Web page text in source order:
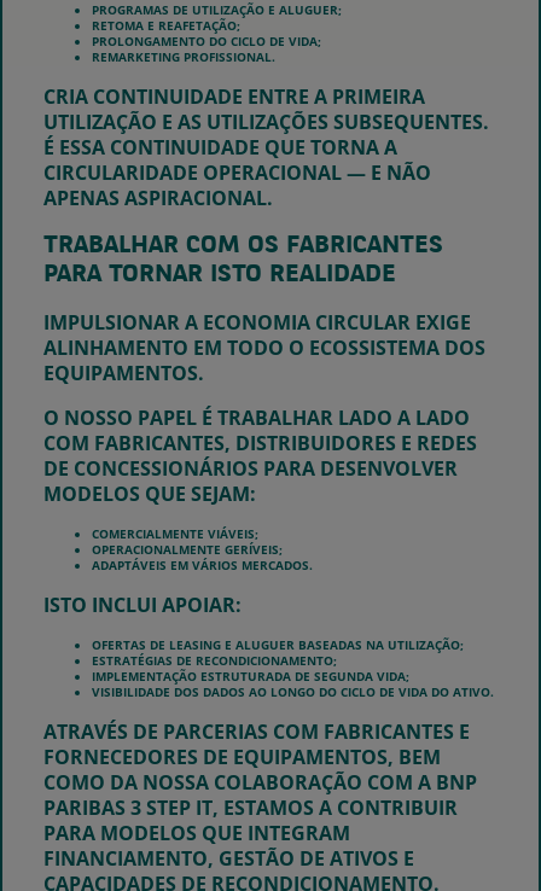
PROGRAMAS DE UTILIZAÇÃO E ALUGUER;
RETOMA E REAFETAÇÃO;
PROLONGAMENTO DO CICLO DE VIDA;
REMARKETING PROFISSIONAL.
CRIA CONTINUIDADE ENTRE A PRIMEIRA
UTILIZAÇÃO E AS UTILIZAÇÕES SUBSEQUENTES.
É ESSA CONTINUIDADE QUE TORNA A
CIRCULARIDADE OPERACIONAL — E NÃO
APENAS ASPIRACIONAL.
TRABALHAR COM OS FABRICANTES
PARA TORNAR ISTO REALIDADE
IMPULSIONAR A ECONOMIA CIRCULAR EXIGE
ALINHAMENTO EM TODO O ECOSSISTEMA DOS
EQUIPAMENTOS.
O NOSSO PAPEL É TRABALHAR LADO A LADO
COM FABRICANTES, DISTRIBUIDORES E REDES
DE CONCESSIONÁRIOS PARA DESENVOLVER
MODELOS QUE SEJAM:
COMERCIALMENTE VIÁVEIS;
OPERACIONALMENTE GERÍVEIS;
ADAPTÁVEIS EM VÁRIOS MERCADOS.
ISTO INCLUI APOIAR:
OFERTAS DE LEASING E ALUGUER BASEADAS NA UTILIZAÇÃO;
ESTRATÉGIAS DE RECONDICIONAMENTO;
IMPLEMENTAÇÃO ESTRUTURADA DE SEGUNDA VIDA;
VISIBILIDADE DOS DADOS AO LONGO DO CICLO DE VIDA DO ATIVO.
ATRAVÉS DE PARCERIAS COM FABRICANTES E
FORNECEDORES DE EQUIPAMENTOS, BEM
COMO DA NOSSA COLABORAÇÃO COM A BNP
PARIBAS 3 STEP IT, ESTAMOS A CONTRIBUIR
PARA MODELOS QUE INTEGRAM
FINANCIAMENTO, GESTÃO DE ATIVOS E
CAPACIDADES DE RECONDICIONAMENTO.